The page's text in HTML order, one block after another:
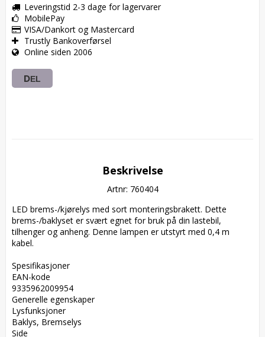
Leveringstid 2-3 dage for lagervarer
MobilePay
VISA/Dankort og Mastercard
Trustly Bankoverførsel
Online siden 2006
DEL
Beskrivelse
Artnr: 760404
LED brems-/kjørelys med sort monteringsbrakett. Dette
brems-/baklyset er svært egnet for bruk på din lastebil,
tilhenger og anheng. Denne lampen er utstyrt med 0,4 m
kabel.
Spesifikasjoner
EAN-kode
9335962009954
Generelle egenskaper
Lysfunksjoner
Baklys, Bremselys
Side